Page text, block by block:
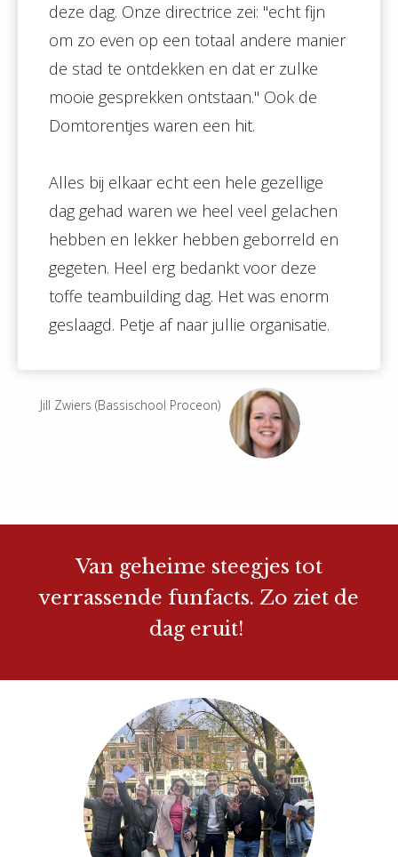
deze dag. Onze directrice zei: ''echt fijn
om zo even op een totaal andere manier
de stad te ontdekken en dat er zulke
mooie gesprekken ontstaan.'' Ook de
Domtorentjes waren een hit.
Alles bij elkaar echt een hele gezellige
dag gehad waren we heel veel gelachen
hebben en lekker hebben geborreld en
gegeten. Heel erg bedankt voor deze
toffe teambuilding dag. Het was enorm
geslaagd. Petje af naar jullie organisatie.
Jill Zwiers (Bassischool Proceon)
Van geheime steegjes tot
verrassende funfacts. Zo ziet de
dag eruit!